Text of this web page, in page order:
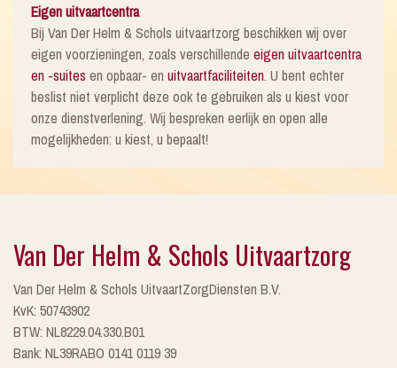
Eigen uitvaartcentra
Bij Van Der Helm & Schols uitvaartzorg beschikken wij over
eigen voorzieningen, zoals verschillende eigen uitvaartcentra
en -suites en opbaar- en uitvaartfaciliteiten. U bent echter
beslist niet verplicht deze ook te gebruiken als u kiest voor
onze dienstverlening. Wij bespreken eerlijk en open alle
mogelijkheden: u kiest, u bepaalt!
Van Der Helm & Schols Uitvaartzorg
Van Der Helm & Schols UitvaartZorgDiensten B.V.
KvK: 50743902
BTW: NL8229.04.330.B01
Bank: NL39RABO 0141 0119 39